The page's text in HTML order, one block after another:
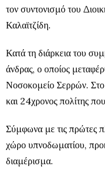
τον συντονισμό του
Καλαϊτζίδη.
Κατά τη διάρκεια του
άνδρας, ο οποίος
Νοσοκομείο Σερρών.
και 24χρονος πολίτης
Σύμφωνα με τις πρώτες
χώρο υπνοδωματίου,
διαμέρισμα.